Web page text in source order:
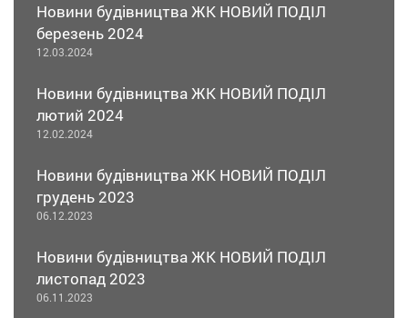
Новини будівництва ЖК НОВИЙ ПОДІЛ
березень 2024
12.03.2024
Новини будівництва ЖК НОВИЙ ПОДІЛ
лютий 2024
12.02.2024
Новини будівництва ЖК НОВИЙ ПОДІЛ
грудень 2023
06.12.2023
Новини будівництва ЖК НОВИЙ ПОДІЛ
листопад 2023
06.11.2023